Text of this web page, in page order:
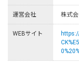
運営会社 株式
WEBサイト